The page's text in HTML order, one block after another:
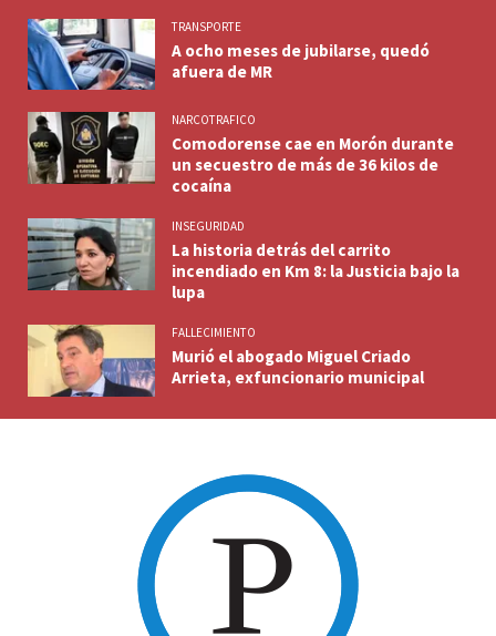
TRANSPORTE
A ocho meses de jubilarse, quedó
afuera de MR
NARCOTRAFICO
Comodorense cae en Morón durante
un secuestro de más de 36 kilos de
cocaína
INSEGURIDAD
La historia detrás del carrito
incendiado en Km 8: la Justicia bajo la
lupa
FALLECIMIENTO
Murió el abogado Miguel Criado
Arrieta, exfuncionario municipal